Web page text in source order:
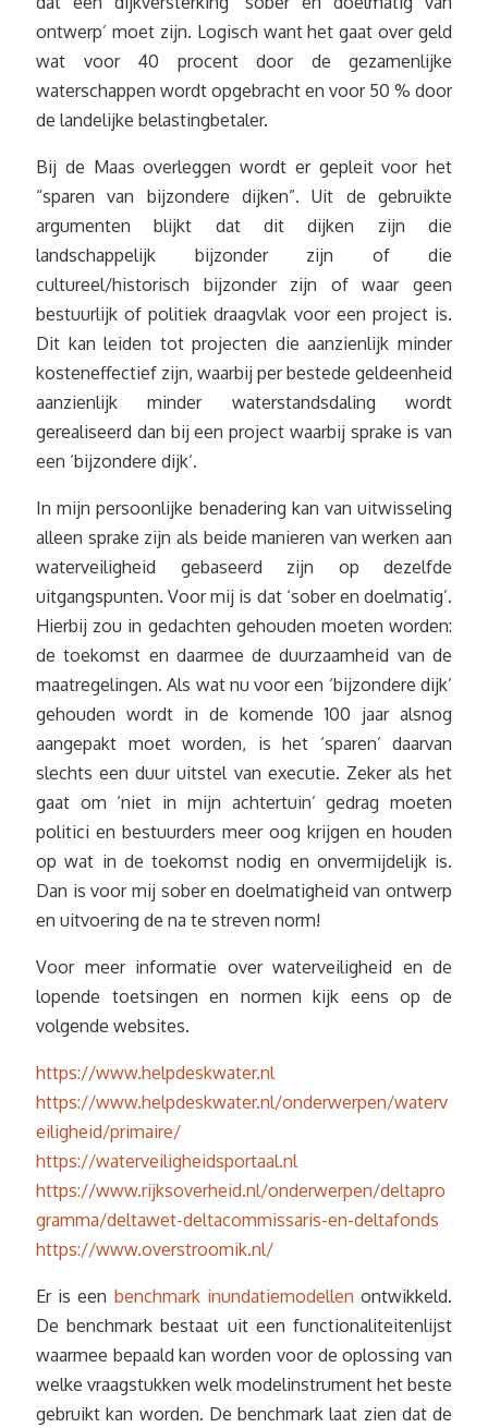
ontwerp’ moet zijn. Logisch want het gaat over geld
wat voor 40 procent door de gezamenlijke
waterschappen wordt opgebracht en voor 50 % door
de landelijke belastingbetaler.
Bij de Maas overleggen wordt er gepleit voor het
“sparen van bijzondere dijken”. Uit de gebruikte
argumenten blijkt dat dit dijken zijn die
landschappelijk bijzonder zijn of die
cultureel/historisch bijzonder zijn of waar geen
bestuurlijk of politiek draagvlak voor een project is.
Dit kan leiden tot projecten die aanzienlijk minder
kosteneffectief zijn, waarbij per bestede geldeenheid
aanzienlijk minder waterstandsdaling wordt
gerealiseerd dan bij een project waarbij sprake is van
een ‘bijzondere dijk’.
In mijn persoonlijke benadering kan van uitwisseling
alleen sprake zijn als beide manieren van werken aan
waterveiligheid gebaseerd zijn op dezelfde
uitgangspunten. Voor mij is dat ‘sober en doelmatig’.
Hierbij zou in gedachten gehouden moeten worden:
de toekomst en daarmee de duurzaamheid van de
maatregelingen. Als wat nu voor een ‘bijzondere dijk’
gehouden wordt in de komende 100 jaar alsnog
aangepakt moet worden, is het ‘sparen’ daarvan
slechts een duur uitstel van executie. Zeker als het
gaat om ‘niet in mijn achtertuin’ gedrag moeten
politici en bestuurders meer oog krijgen en houden
op wat in de toekomst nodig en onvermijdelijk is.
Dan is voor mij sober en doelmatigheid van ontwerp
en uitvoering de na te streven norm!
Voor meer informatie over waterveiligheid en de
lopende toetsingen en normen kijk eens op de
volgende websites.
https://www.helpdeskwater.nl
https://www.helpdeskwater.nl/onderwerpen/waterv
eiligheid/primaire/
https://waterveiligheidsportaal.nl
https://www.rijksoverheid.nl/onderwerpen/deltapro
gramma/deltawet-deltacommissaris-en-deltafonds
https://www.overstroomik.nl/
Er is een benchmark inundatiemodellen ontwikkeld.
De benchmark bestaat uit een functionaliteitenlijst
waarmee bepaald kan worden voor de oplossing van
welke vraagstukken welk modelinstrument het beste
gebruikt kan worden. De benchmark laat zien dat de